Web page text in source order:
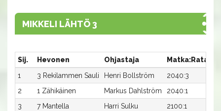
MIKKELI LÄHTÖ 3
Sij. Hevonen Ohjastaja Matka:Rata
1
3 Rekilammen Sauli Henri Bollström 2040:3
2
1 Zähikäinen Markus Dahlström 2040:1
3
7 Mantella Harri Sulku 2100:1